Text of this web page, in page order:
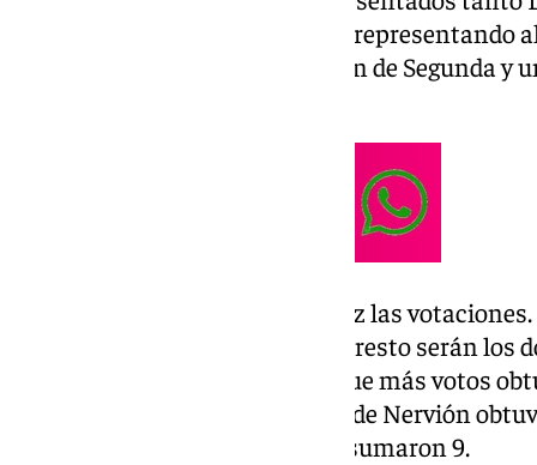
Además, estarán cinco equipos representando
Primera división, otros dos serán de Segunda
En el día de ayer, salieron a la luz las
los clubes que representarán al resto serán los
fueron los equipos, que más votos
fútbol profesional español. Los de Nervión
mientras que los de Heliópolis sumaron 9.